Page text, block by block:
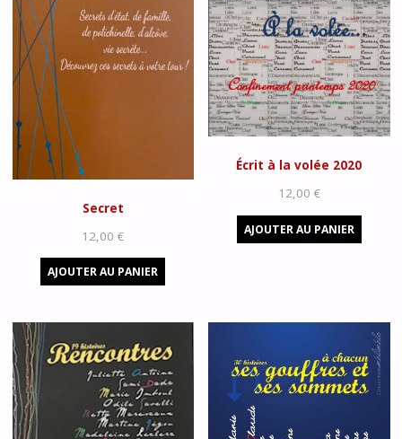
Secret
12,00€
AJOUTER AU PANIER
Écrit à la volée 2020
12,00 €
AJOUTER AU PANIER